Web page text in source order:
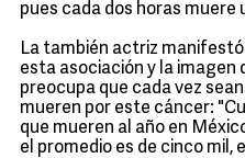
pues cada dos horas muere
La también actriz
esta asociación y la imagen
preocupa que cada vez
mueren por este cáncer:
que mueren al año en
el promedio es de cinco mil,